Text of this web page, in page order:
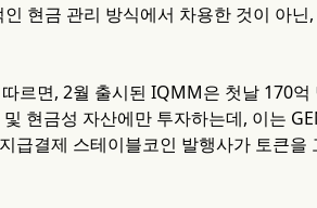
현금 관리 방식에서 차용한 것이 아닌
르면, 2월 출시된 IQMM은 첫날 170
현금성 자산에만 투자하는데, 이는
급결제 스테이블코인 발행사가 토큰을